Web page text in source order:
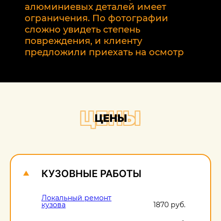
алюминиевых деталей имеет
ограничения. По фотографии
сложно увидеть степень
повреждения, и клиенту
предложили приехать на осмотр
ЦЕНЫ
ЦЕНЫ
КУЗОВНЫЕ РАБОТЫ
Локальный ремонт
кузова 1870 руб.